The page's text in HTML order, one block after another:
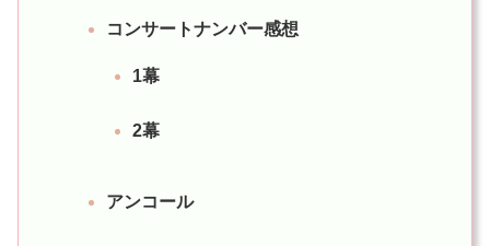
コンサートナンバー感想
1幕
2幕
アンコール